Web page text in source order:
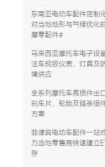
东南亚电动车配件定制
对当地地形与气候优化
磨零配件#
马来西亚摩托车电子设
注车规级仪表、灯具及
境供应
全系列摩托车易损件出
刹车片、轮胎及链条组
方案
菲律宾电动车配件一站
力当地零售商快速建立
存